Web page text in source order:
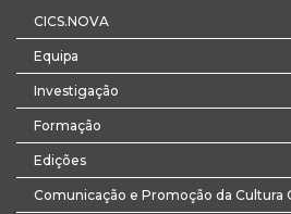
CICS.NOVA
Equipa
Investigação
Formação
Edições
Comunicação e Promoção da Cultura